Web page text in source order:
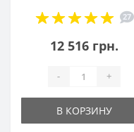
27
12 516 грн.
- +
В КОРЗИНУ